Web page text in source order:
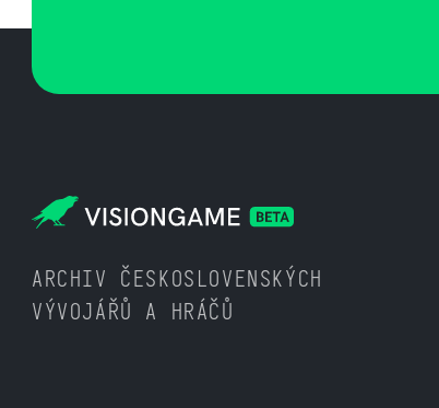
ARCHIV ČESKOSLOVENSKÝCH
VÝVOJÁŘŮ A HRÁČŮ